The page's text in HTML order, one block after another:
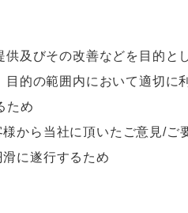
及びその改善などを目的
的の範囲内において適切に
ため
から当社に頂いたご意見/ご
に遂行するため